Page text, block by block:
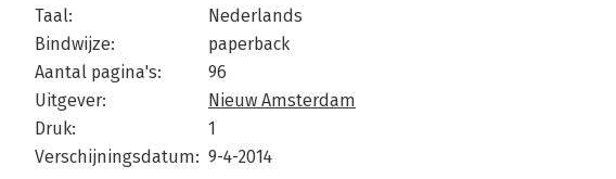
Taal:
Nederlands
Bindwijze:
paperback
Aantal pagina's:
96
Uitgever:
Nieuw Amsterdam
Druk:
1
Verschijningsdatum: 9-4-2014